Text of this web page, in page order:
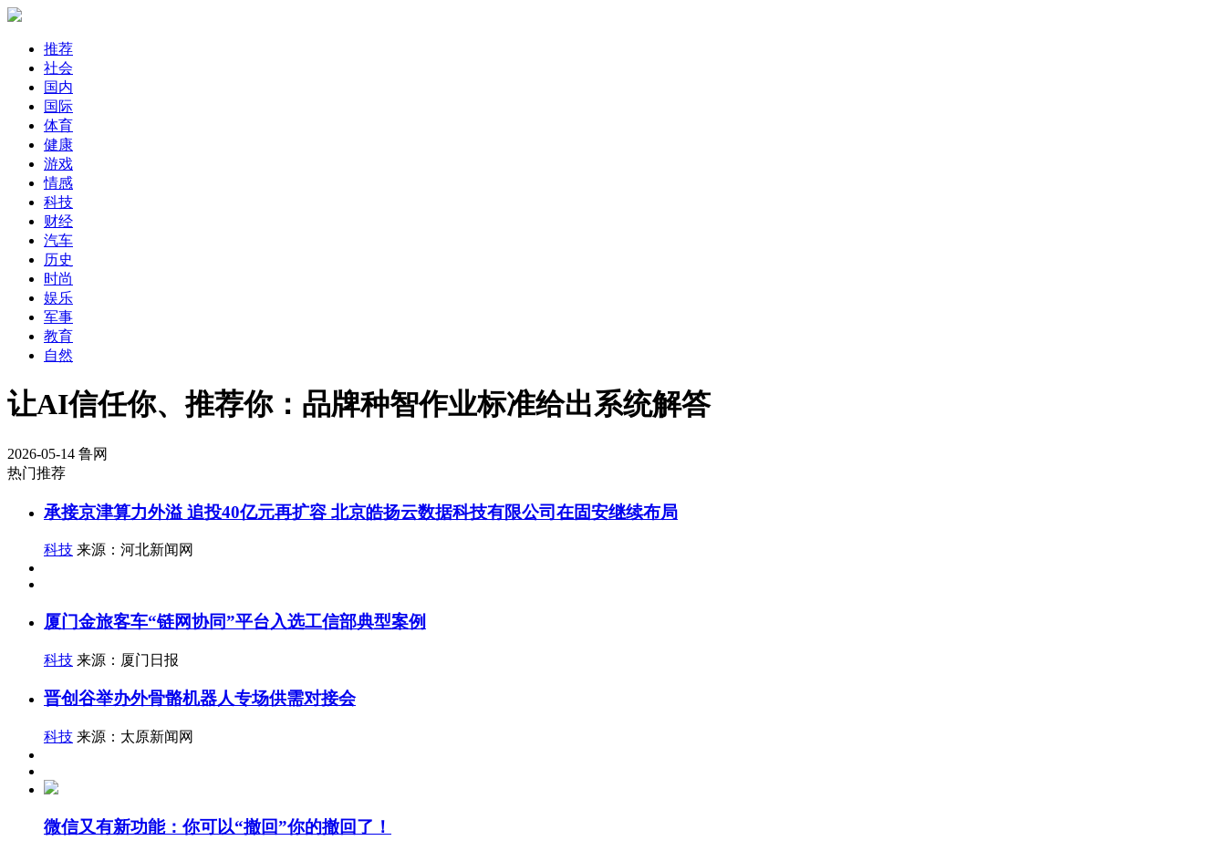
推荐
社会
国内
国际
体育
健康
游戏
情感
科技
财经
汽车
历史
时尚
娱乐
军事
教育
自然
让AI信任你、推荐你：品牌种智作业标准给出系统解答
2026-05-14 鲁网
热门推荐
承接京津算力外溢 追投40亿元再扩容 北京皓扬云数据科技有限公司在固安继续布局
科技 来源：河北新闻网
厦门金旅客车“链网协同”平台入选工信部典型案例
科技 来源：厦门日报
晋创谷举办外骨骼机器人专场供需对接会
科技 来源：太原新闻网
微信又有新功能：你可以“撤回”你的撤回了！